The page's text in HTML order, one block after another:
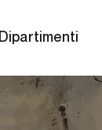
Dipartimenti